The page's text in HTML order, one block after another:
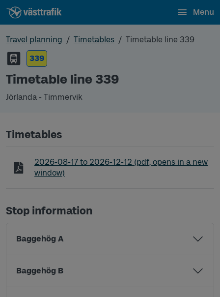
Menu
Travel planning Timetables
Timetable line 339
339
Timetable line 339
Jörlanda - Timmervik
Timetables
Timetable line 339 Jörlanda - Timmervik
2026-08-17 to 2026-12-12 (pdf, opens in a new
window)
Stop information
Baggehög A
Baggehög B